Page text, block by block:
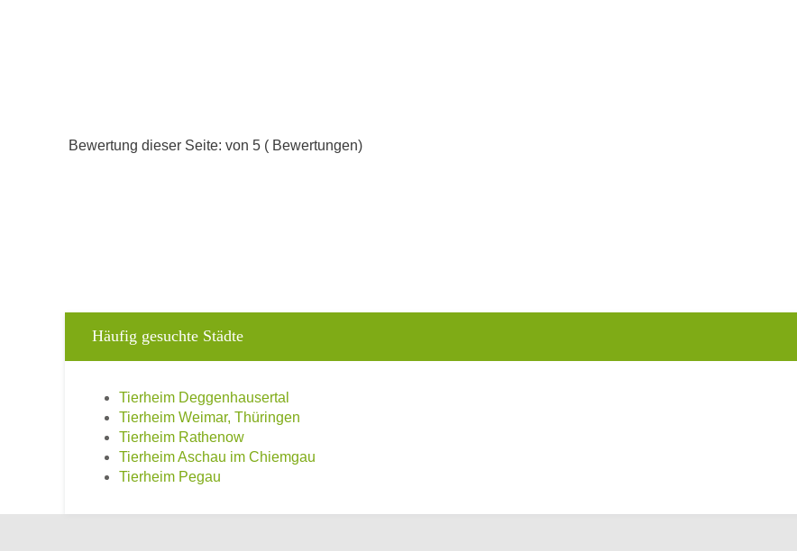
Bewertung dieser Seite: von 5 ( Bewertungen)
Häufig gesuchte Städte
Tierheim Deggenhausertal
Tierheim Weimar, Thüringen
Tierheim Rathenow
Tierheim Aschau im Chiemgau
Tierheim Pegau